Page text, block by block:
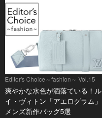
Editor's Choice～fashion～ Vol.15
爽やかな水色が洒落ている！ル
イ・ヴィトン「アエログラム」
メンズ新作バッグ5選